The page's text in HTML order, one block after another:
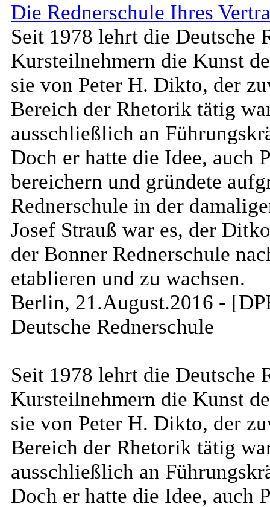
Die Rednerschule Ihres
Seit 1978 lehrt die Deutsche
Kursteilnehmern die Kunst
sie von Peter H. Dikto, der
Bereich der Rhetorik tätig
ausschließlich an
Doch er hatte die Idee, auch
bereichern und gründete
Rednerschule in der
Josef Strauß war es, der
der Bonner Rednerschule
etablieren und zu wachsen.
Berlin, 21.August.2016 -
Deutsche Rednerschule
Seit 1978 lehrt die Deutsche
Kursteilnehmern die Kunst
sie von Peter H. Dikto, der
Bereich der Rhetorik tätig
ausschließlich an
Doch er hatte die Idee, auch